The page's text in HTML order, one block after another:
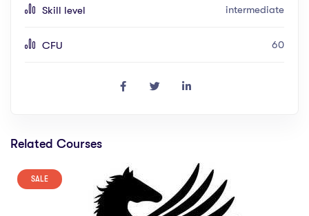
Skill level intermediate
CFU 60
Related Courses
SALE